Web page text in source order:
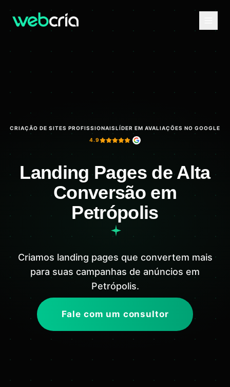
CRIAÇÃO DE SITES PROFISSIONAISLÍDER EM AVALIAÇÕES NO GOOGLE
4.9
Landing Pages de Alta
Conversão em
Petrópolis
Criamos landing pages que convertem mais
para suas campanhas de anúncios em
Petrópolis.
Fale com um consultor